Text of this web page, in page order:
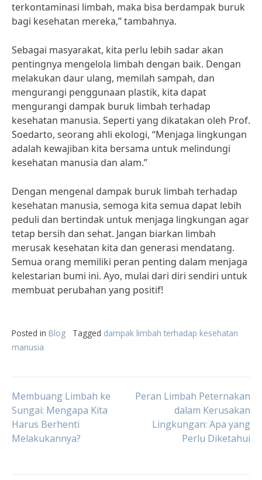
terkontaminasi limbah, maka bisa berdampak buruk
bagi kesehatan mereka,” tambahnya.
Sebagai masyarakat, kita perlu lebih sadar akan
pentingnya mengelola limbah dengan baik. Dengan
melakukan daur ulang, memilah sampah, dan
mengurangi penggunaan plastik, kita dapat
mengurangi dampak buruk limbah terhadap
kesehatan manusia. Seperti yang dikatakan oleh Prof.
Soedarto, seorang ahli ekologi, “Menjaga lingkungan
adalah kewajiban kita bersama untuk melindungi
kesehatan manusia dan alam.”
Dengan mengenal dampak buruk limbah terhadap
kesehatan manusia, semoga kita semua dapat lebih
peduli dan bertindak untuk menjaga lingkungan agar
tetap bersih dan sehat. Jangan biarkan limbah
merusak kesehatan kita dan generasi mendatang.
Semua orang memiliki peran penting dalam menjaga
kelestarian bumi ini. Ayo, mulai dari diri sendiri untuk
membuat perubahan yang positif!
Posted in Blog Tagged dampak limbah terhadap kesehatan
manusia
Post
navigation
Membuang Limbah ke
Sungai: Mengapa Kita
Harus Berhenti
Melakukannya?
Peran Limbah Peternakan
dalam Kerusakan
Lingkungan: Apa yang
Perlu Diketahui